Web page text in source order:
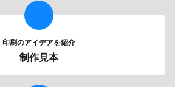
印刷のアイデアを紹介
制作見本